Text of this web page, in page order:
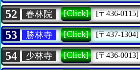
52 春林院 [Click] [〒436-0115]
53 勝林寺 [Click] [〒437-1304]
54 少林寺 [Click] [〒436-0013]